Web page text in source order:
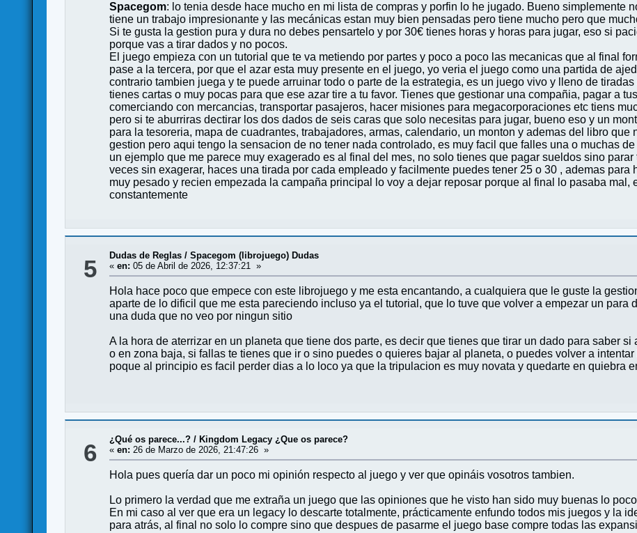
Spacegom: lo tenia desde hace mucho en mi lista de compras y porfin lo he jugado. Bueno simplemente
tiene un trabajo impresionante y las mecánicas estan muy bien pensadas pero tiene mucho pero que
Si te gusta la gestion pura y dura no debes pensartelo y por 30€ tienes horas y horas para jugar, eso si
porque vas a tirar dados y no pocos.
El juego empieza con un tutorial que te va metiendo por partes y poco a poco las mecanicas que al final
pase a la tercera, por que el azar esta muy presente en el juego, yo veria el juego como una partida de
contrario tambien juega y te puede arruinar todo o parte de la estrategia, es un juego vivo y lleno de
tienes cartas o muy pocas para que ese azar tire a tu favor. Tienes que gestionar una compañia, pagar a
comerciando con mercancias, transportar pasajeros, hacer misiones para megacorporaciones etc tiens
pero si te aburriras dectirar los dos dados de seis caras que solo necesitas para jugar, bueno eso y un
para la tesoreria, mapa de cuadrantes, trabajadores, armas, calendario, un monton y ademas del libro que
gestion pero aqui tengo la sensacion de no tener nada controlado, es muy facil que falles una o muchas
un ejemplo que me parece muy exagerado es al final del mes, no solo tienes que pagar sueldos sino
veces sin exagerar, haces una tirada por cada empleado y facilmente puedes tener 25 o 30 , ademas para
muy pesado y recien empezada la campaña principal lo voy a dejar reposar porque al final lo pasaba mal,
constantemente
5 Dudas de Reglas /Spacegom (librojuego) Dudas
«en: 05 de Abril de 2026, 12:37:21 »
Hola hace poco que empece con este librojuego y me esta encantando, a cualquiera que le guste la
aparte de lo dificil que me esta pareciendo incluso ya el tutorial, que lo tuve que volver a empezar un para
una duda que no veo por ningun sitio
A la hora de aterrizar en un planeta que tiene dos parte, es decir que tienes que tirar un dado para saber
o en zona baja, si fallas te tienes que ir o sino puedes o quieres bajar al planeta, o puedes volver a
poque al principio es facil perder dias a lo loco ya que la tripulacion es muy novata y quedarte en quiebra
6 ¿Qué os parece...? / Kingdom Legacy ¿Que os parece?
«en: 26 de Marzo de 2026, 21:47:26 »
Hola pues quería dar un poco mi opinión respecto al juego y ver que opináis vosotros tambien.
Lo primero la verdad que me extraña un juego que las opiniones que he visto han sido muy buenas lo
En mi caso al ver que era un legacy lo descarte totalmente, prácticamente enfundo todos mis juegos y la
para atrás, al final no solo lo compre sino que despues de pasarme el juego base compre todas las